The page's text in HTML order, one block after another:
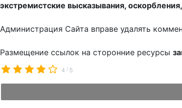
экстремистские высказывания,
Администрация Сайта вправе удалять
Размещение ссылок на сторонние ресурсы
4 / 5